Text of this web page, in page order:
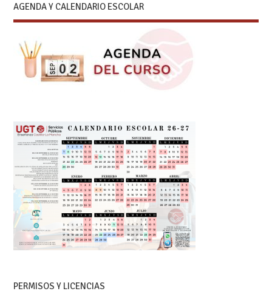
AGENDA Y CALENDARIO ESCOLAR
PERMISOS Y LICENCIAS